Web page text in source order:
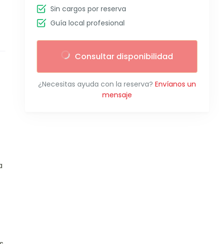
Sin cargos por reserva
Guía local profesional
Consultar disponibilidad
¿Necesitas ayuda con la reserva? Envíanos un
mensaje